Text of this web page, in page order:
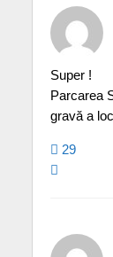
Super !
Parcarea
gravă a
29